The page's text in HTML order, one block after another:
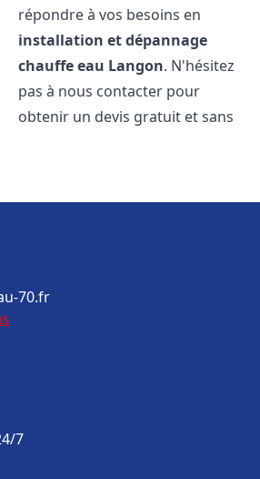
répondre à vos besoins en
installation et dépannage
chauffe eau Langon. N'hésitez
pas à nous contacter pour
obtenir un devis gratuit et sans
70.fr
7